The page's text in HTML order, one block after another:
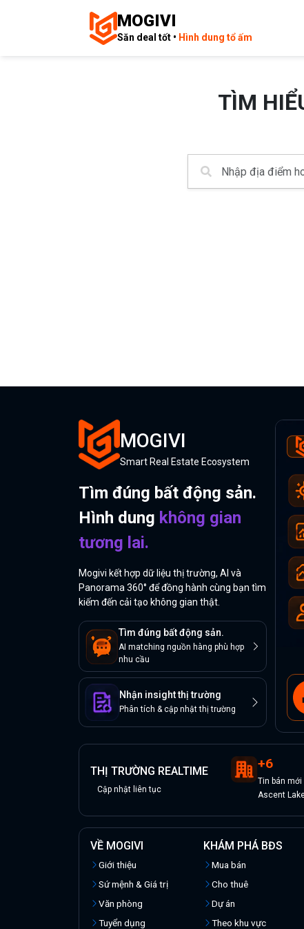
MOGIVI
Săn deal tốt • Hình dung tổ ấm
TÌM
MOGIVI
Smart Real Estate Ecosystem
Tìm đúng bất động sản.
Hình dung không gian
tương lai.
Mogivi kết hợp dữ liệu thị trường, AI và
Panorama 360° để đồng hành cùng bạn tìm
kiếm đến cải tạo không gian thật.
Tìm đúng bất động sản.
AI matching nguồn hàng phù hợp
nhu cầu
Nhận insight thị trường
Phân tích & cập nhật thị trường
THỊ TRƯỜNG REALTIME
Cập nhật liên tục
+6
Tin bán mới
Ascent
VỀ MOGIVI
Giới thiệu
Sứ mệnh & Giá trị
Văn phòng
Tuyển dụng
KHÁM PHÁ BĐS
Mua bán
Cho thuê
Dự án
Theo khu vực